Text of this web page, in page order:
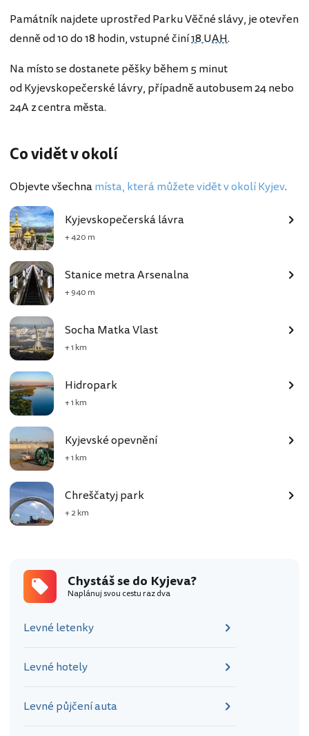
Památník najdete uprostřed Parku Věčné slávy, je otevřen
denně od 10 do 18 hodin, vstupné činí18 UAH.
Na místo se dostanete pěšky během 5 minut
od Kyjevskopečerské lávry, případně autobusem 24 nebo
24A z centra města.
Co vidět v okolí
Objevte všechnamísta, která můžete vidět v okolí Kyjev.
Kyjevskopečerská lávra
+ 420 m
Stanice metra Arsenalna
+ 940 m
Socha Matka Vlast
+ 1 km
Hidropark
+ 1 km
Kyjevské opevnění
+ 1 km
Chreščatyj park
+ 2 km
Chystáš se do Kyjeva?
Naplánuj svou cestu raz dva
Levné letenky
Levné hotely
Levné půjčení auta